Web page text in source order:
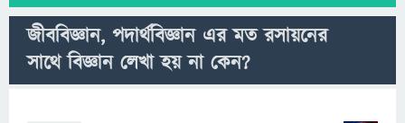
জীববিজ্ঞান, পদার্থবিজ্ঞান এর মত রসায়নের
সাথে বিজ্ঞান লেখা হয় না কেন?